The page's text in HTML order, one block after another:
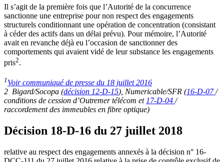
Il s’agit de la première fois que l’Autorité de la concurrence
sanctionne une entreprise pour non respect des engagements
structurels conditionnant une opération de concentration (consistant
à céder des actifs dans un délai prévu). Pour mémoire, l’Autorité
avait en revanche déjà eu l’occasion de sanctionner des
comportements qui avaient vidé de leur substance les engagements
pris2.
1 Voir communiqué de presse du 18 juillet 2016
2 Bigard/Socopa (décision 12-D-15), Numericable/SFR (16-D-07/
conditions de cession d’Outremer télécom et 17-D-04 /
raccordement des immeubles en fibre optique)
Décision 18-D-16 du 27 juillet 2018
relative au respect des engagements annexés à la décision n° 16-